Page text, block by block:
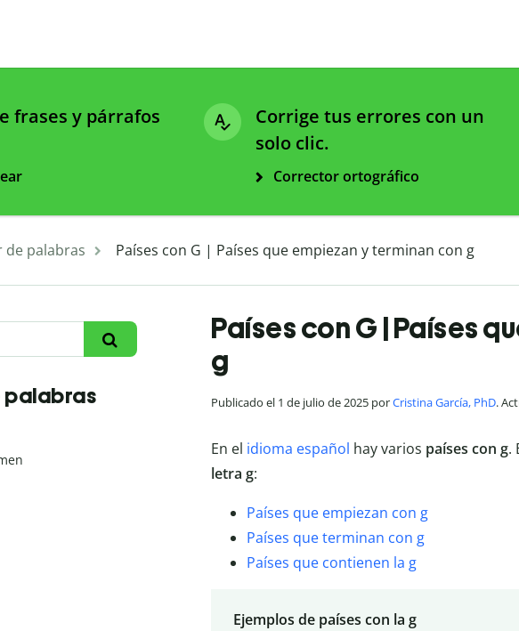
frases y párrafos
Corrige tus errores con un
solo clic.
Corrector ortográfico
de palabras Países con G | Países que empiezan y terminan con g
Países con G | Países
g
Publicado el 1 de julio de 2025 porCristina García, PhD.
En el idioma español hay varios países con g.
letra g:
Países que empiezan con g
Países que terminan con g
Países que contienen la g
Ejemplos de países con la g
palabras